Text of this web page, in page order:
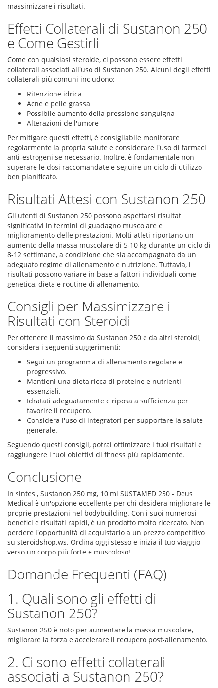
massimizzare i risultati.
Effetti Collaterali di Sustanon 250
e Come Gestirli
Come con qualsiasi steroide, ci possono essere effetti
collaterali associati all'uso di Sustanon 250. Alcuni degli effetti
collaterali più comuni includono:
Ritenzione idrica
Acne e pelle grassa
Possibile aumento della pressione sanguigna
Alterazioni dell'umore
Per mitigare questi effetti, è consigliabile monitorare
regolarmente la propria salute e considerare l'uso di farmaci
anti-estrogeni se necessario. Inoltre, è fondamentale non
superare le dosi raccomandate e seguire un ciclo di utilizzo
ben pianificato.
Risultati Attesi con Sustanon 250
Gli utenti di Sustanon 250 possono aspettarsi risultati
significativi in termini di guadagno muscolare e
miglioramento delle prestazioni. Molti atleti riportano un
aumento della massa muscolare di 5-10 kg durante un ciclo di
8-12 settimane, a condizione che sia accompagnato da un
adeguato regime di allenamento e nutrizione. Tuttavia, i
risultati possono variare in base a fattori individuali come
genetica, dieta e routine di allenamento.
Consigli per Massimizzare i
Risultati con Steroidi
Per ottenere il massimo da Sustanon 250 e da altri steroidi,
considera i seguenti suggerimenti:
Segui un programma di allenamento regolare e
progressivo.
Mantieni una dieta ricca di proteine e nutrienti
essenziali.
Idratati adeguatamente e riposa a sufficienza per
favorire il recupero.
Considera l'uso di integratori per supportare la salute
generale.
Seguendo questi consigli, potrai ottimizzare i tuoi risultati e
raggiungere i tuoi obiettivi di fitness più rapidamente.
Conclusione
In sintesi, Sustanon 250 mg, 10 ml SUSTAMED 250 - Deus
Medical è un'opzione eccellente per chi desidera migliorare le
proprie prestazioni nel bodybuilding. Con i suoi numerosi
benefici e risultati rapidi, è un prodotto molto ricercato. Non
perdere l'opportunità di acquistarlo a un prezzo competitivo
su steroidshop.ws. Ordina oggi stesso e inizia il tuo viaggio
verso un corpo più forte e muscoloso!
Domande Frequenti (FAQ)
1. Quali sono gli effetti di
Sustanon 250?
Sustanon 250 è noto per aumentare la massa muscolare,
migliorare la forza e accelerare il recupero post-allenamento.
2. Ci sono effetti collaterali
associati a Sustanon 250?